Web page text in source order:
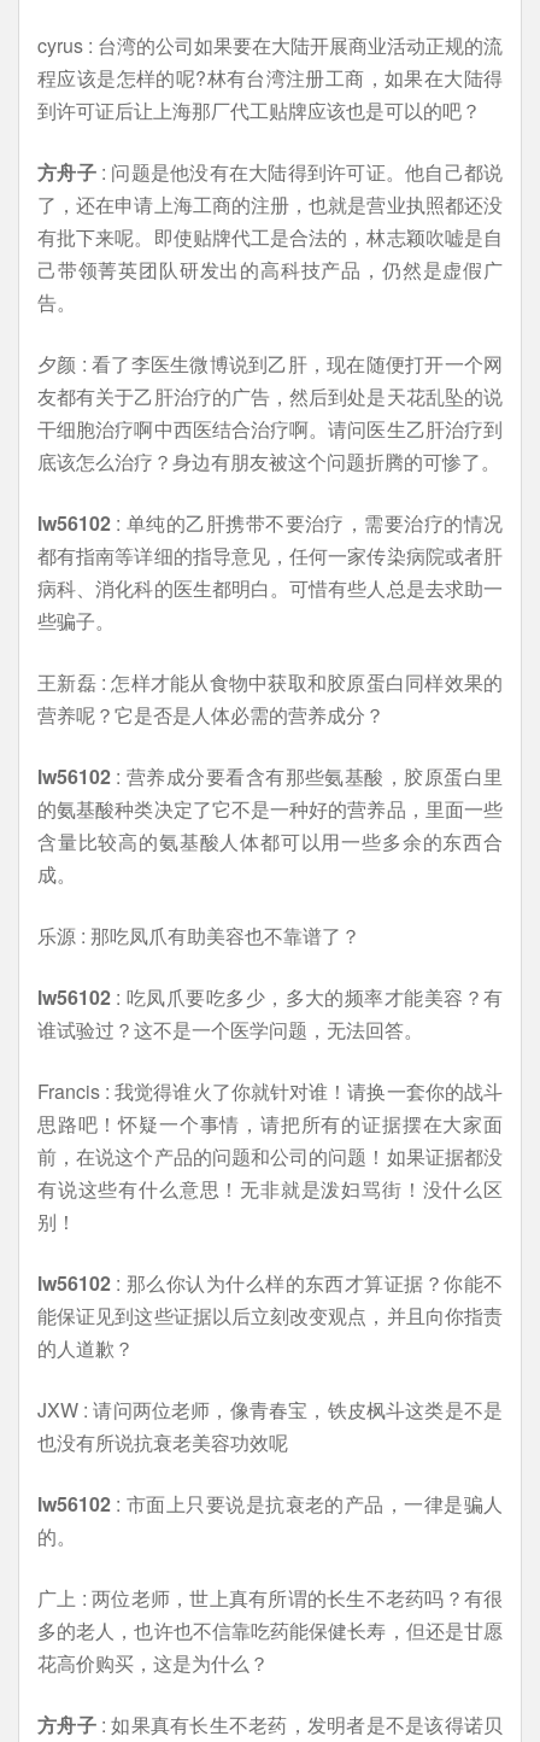
cyrus : 台湾的公司如果要在大陆开展商业活动正规的流
程应该是怎样的呢?林有台湾注册工商，如果在大陆得
到许可证后让上海那厂代工贴牌应该也是可以的吧？
方舟子: 问题是他没有在大陆得到许可证。他自己都说
了，还在申请上海工商的注册，也就是营业执照都还没
有批下来呢。即使贴牌代工是合法的，林志颖吹嘘是自
己带领菁英团队研发出的高科技产品，仍然是虚假广
告。
夕颜 : 看了李医生微博说到乙肝，现在随便打开一个网
友都有关于乙肝治疗的广告，然后到处是天花乱坠的说
干细胞治疗啊中西医结合治疗啊。请问医生乙肝治疗到
底该怎么治疗？身边有朋友被这个问题折腾的可惨了。
lw56102 : 单纯的乙肝携带不要治疗，需要治疗的情况
都有指南等详细的指导意见，任何一家传染病院或者肝
病科、消化科的医生都明白。可惜有些人总是去求助一
些骗子。
王新磊 : 怎样才能从食物中获取和胶原蛋白同样效果的
营养呢？它是否是人体必需的营养成分？
lw56102 : 营养成分要看含有那些氨基酸，胶原蛋白里
的氨基酸种类决定了它不是一种好的营养品，里面一些
含量比较高的氨基酸人体都可以用一些多余的东西合
成。
乐源 : 那吃凤爪有助美容也不靠谱了？
lw56102 : 吃凤爪要吃多少，多大的频率才能美容？有
谁试验过？这不是一个医学问题，无法回答。
Francis : 我觉得谁火了你就针对谁！请换一套你的战斗
思路吧！怀疑一个事情，请把所有的证据摆在大家面
前，在说这个产品的问题和公司的问题！如果证据都没
有说这些有什么意思！无非就是泼妇骂街！没什么区
别！
lw56102 : 那么你认为什么样的东西才算证据？你能不
能保证见到这些证据以后立刻改变观点，并且向你指责
的人道歉？
JXW : 请问两位老师，像青春宝，铁皮枫斗这类是不是
也没有所说抗衰老美容功效呢
lw56102 : 市面上只要说是抗衰老的产品，一律是骗人
的。
广上 : 两位老师，世上真有所谓的长生不老药吗？有很
多的老人，也许也不信靠吃药能保健长寿，但还是甘愿
花高价购买，这是为什么？
方舟子: 如果真有长生不老药，发明者是不是该得诺贝